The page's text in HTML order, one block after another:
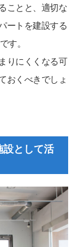
ことと、適切な
ートを建設する
す。
りにくくなる可
おくべきでしょ
設として活